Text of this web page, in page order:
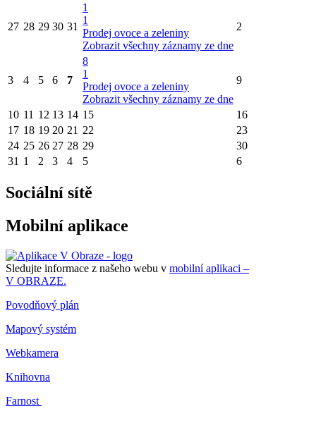
27 28 29 30 31
1
1
Prodej ovoce a zeleniny
Zobrazit všechny záznamy ze dne
2
3 4 5 6 7
8
1
Prodej ovoce a zeleniny
Zobrazit všechny záznamy ze dne
9
10 11 12 13 14 15
16
17 18 19 20 21 22
23
24 25 26 27 28 29
30
31 1 2 3 4 5 6
Sociální sítě
Mobilní aplikace
Sledujte informace z našeho webu v mobilní aplikaci –
V OBRAZE.
Povodňový plán
Mapový systém
Webkamera
Knihovna
Farnost